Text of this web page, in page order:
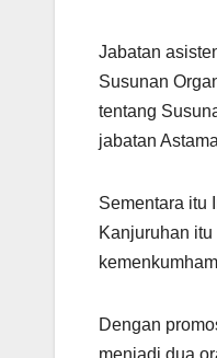
Jabatan
Susunan
tentang
jabatan
Sementara itu
Kanjuruhan
Dengan
menjadi dua